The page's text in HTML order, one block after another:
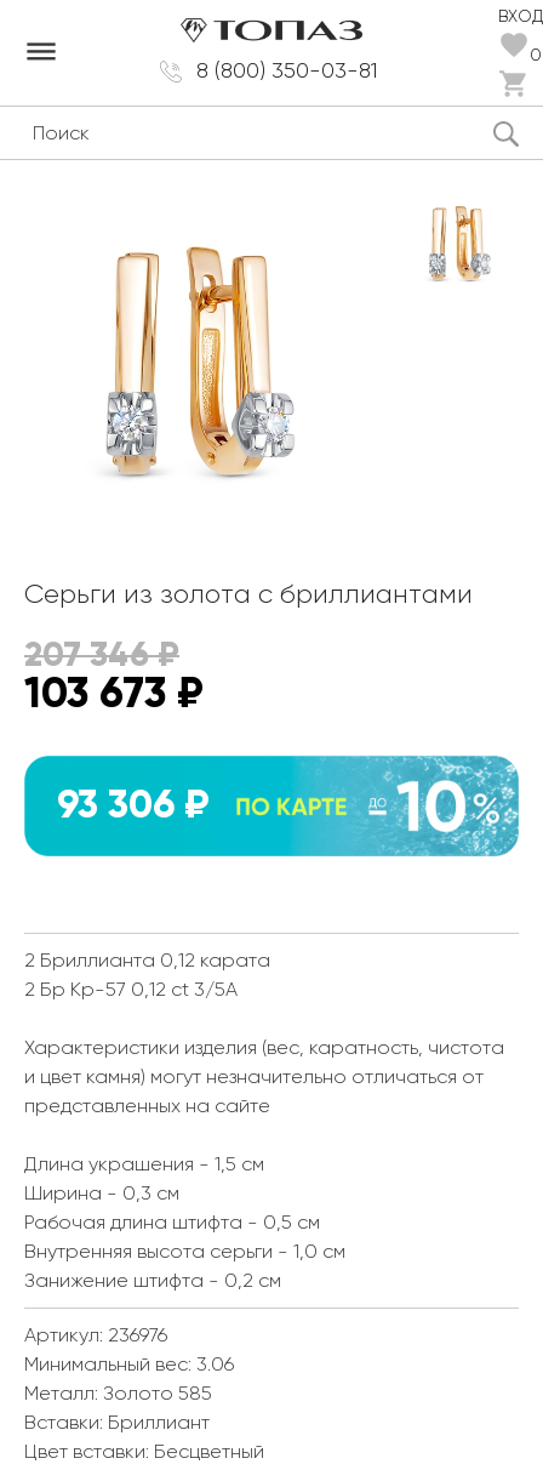
8 (800) 350-03-81
ВХОД
0
dehaze
Серьги из золота с бриллиантами
207 346₽
103 673 ₽
93 306 ₽
2 Бриллианта 0,12 карата
2 Бр Кр-57 0,12 ct 3/5А
Характеристики изделия (вес, каратность, чистота
и цвет камня) могут незначительно отличаться от
представленных на сайте
Длина украшения - 1,5 см
Ширина - 0,3 см
Рабочая длина штифта - 0,5 см
Внутренняя высота серьги - 1,0 см
Занижение штифта - 0,2 см
Артикул: 236976
Минимальный вес: 3.06
Металл: Золото 585
Вставки: Бриллиант
Цвет вставки: Бесцветный